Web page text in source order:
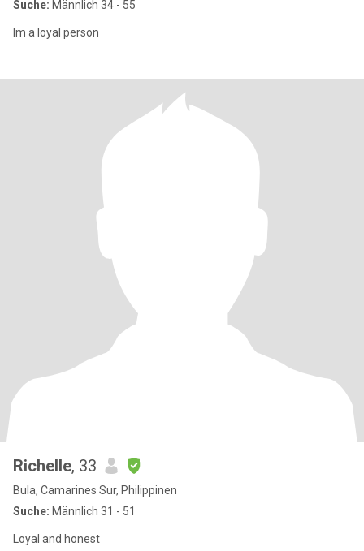
Suche: Männlich 34 - 55
Im a loyal person
Richelle, 33
Bula, Camarines Sur, Philippinen
Suche: Männlich 31 - 51
Loyal and honest